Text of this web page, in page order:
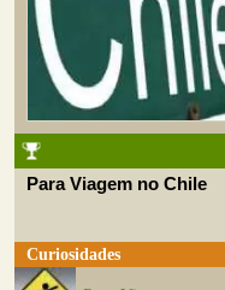
Para Viagem no Chile
Curiosidades